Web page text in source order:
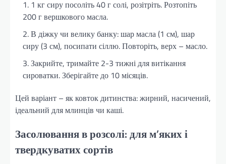
1 кг сиру посоліть 40 г солі, розітріть. Розтопіть
200 г вершкового масла.
В діжку чи велику банку: шар масла (1 см), шар
сиру (3 см), посипати сіллю. Повторіть, верх – масло.
Закрийте, тримайте 2-3 тижні для витікання
сироватки. Зберігайте до 10 місяців.
Цей варіант – як ковток дитинства: жирний, насичений,
ідеальний для млинців чи каші.
Засолювання в розсолі: для м’яких і
твердкуватих сортів